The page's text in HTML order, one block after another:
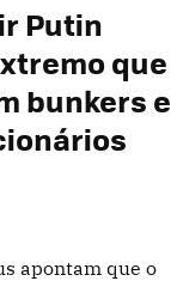
Putin
que
bunkers e
apontam que o